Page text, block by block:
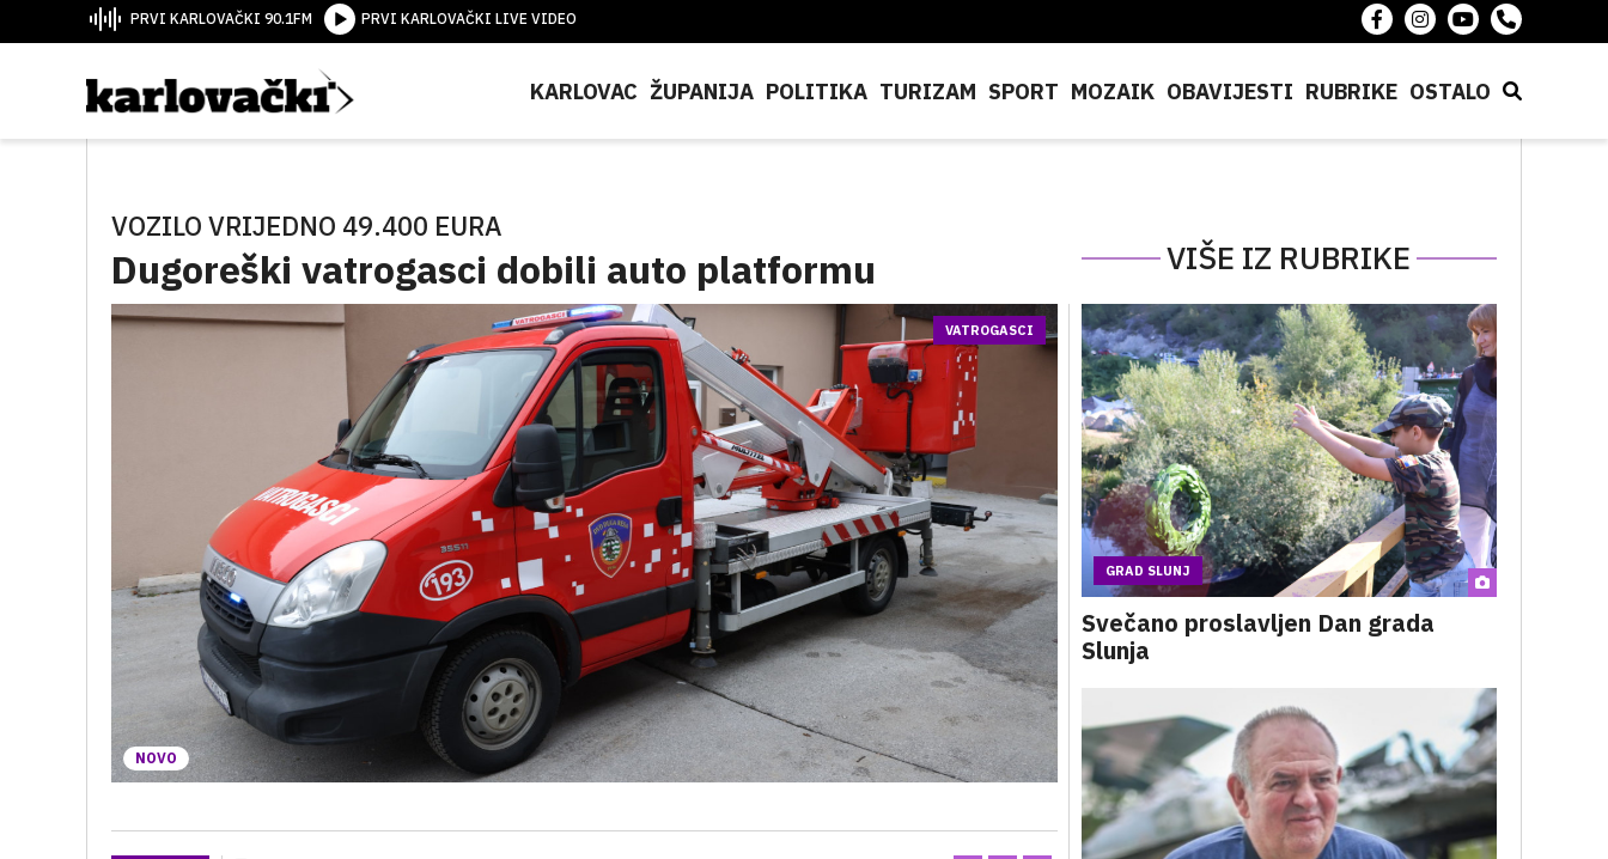
PRVI KARLOVAČKI 90.1FM PRVI KARLOVAČKI LIVE VIDEO
KARLOVAC ŽUPANIJA POLITIKA TURIZAM SPORT MOZAIK OBAVIJESTI RUBRIKE OSTALO
VOZILO VRIJEDNO 49.400 EURA
Dugoreški vatrogasci dobili auto platformu VIŠE IZ RUBRIKE
NOVO
VATROGASCI
GRAD SLUNJ
Svečano proslavljen Dan grada
Slunja